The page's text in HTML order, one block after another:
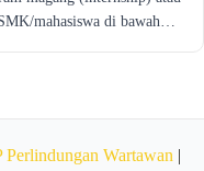
mahasiswa di bawah…
Perlindungan Wartawan |